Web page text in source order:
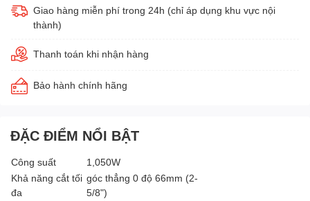
Giao hàng miễn phí trong 24h (chỉ áp dụng khu vực nội
thành)
Thanh toán khi nhận hàng
Bảo hành chính hãng
ĐẶC ĐIỂM NỔI BẬT
Công suất
1,050W
Khả năng cắt tối
đa
góc thẳng 0 độ 66mm (2-
5/8")